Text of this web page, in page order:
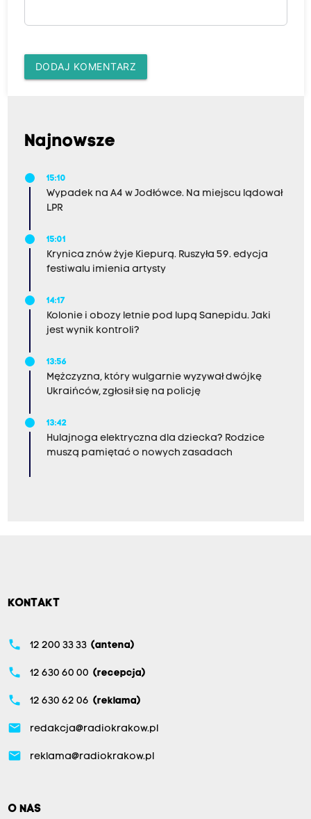
DODAJ KOMENTARZ
Najnowsze
15:10
Wypadek na A4 w Jodłówce. Na miejscu lądował
LPR
15:01
Krynica znów żyje Kiepurą. Ruszyła 59. edycja
festiwalu imienia artysty
14:17
Kolonie i obozy letnie pod lupą Sanepidu. Jaki
jest wynik kontroli?
13:56
Mężczyzna, który wulgarnie wyzywał dwójkę
Ukraińców, zgłosił się na policję
13:42
Hulajnoga elektryczna dla dziecka? Rodzice
muszą pamiętać o nowych zasadach
KONTAKT
phone 12 200 33 33 (antena)
phone 12 630 60 00 (recepcja)
phone 12 630 62 06 (reklama)
email redakcja@radiokrakow.pl
email reklama@radiokrakow.pl
O NAS